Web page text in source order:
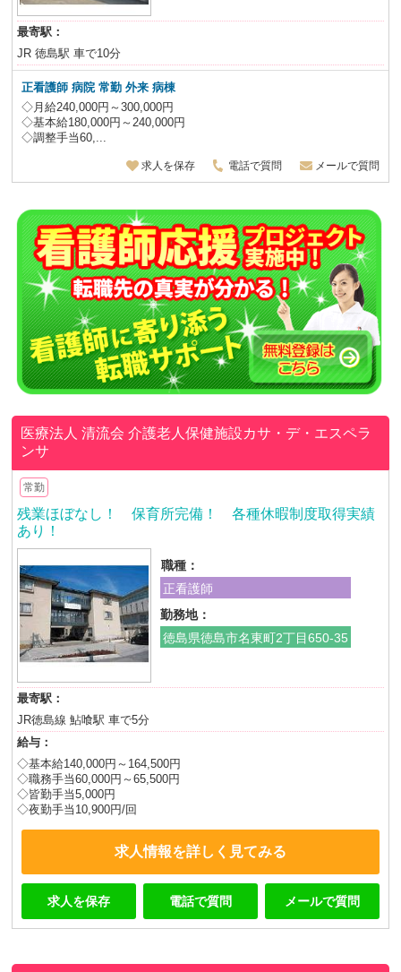
最寄駅：
JR 徳島駅 車で10分
正看護師 病院 常勤 外来 病棟
◇月給240,000円～300,000円
◇基本給180,000円～240,000円
◇調整手当60,...
求人を保存 電話で質問 メールで質問
医療法人 清流会介護老人保健施設カサ・デ・エスペラ
ンサ
常勤
残業ほぼなし！ 保育所完備！ 各種休暇制度取得実績
あり！
職種：
正看護師
勤務地：
徳島県徳島市名東町2丁目650-35
最寄駅：
JR徳島線 鮎喰駅 車で5分
給与：
◇基本給140,000円～164,500円
◇職務手当60,000円～65,500円
◇皆勤手当5,000円
◇夜勤手当10,900円/回
求人情報を詳しく見てみる
求人を保存 電話で質問 メールで質問